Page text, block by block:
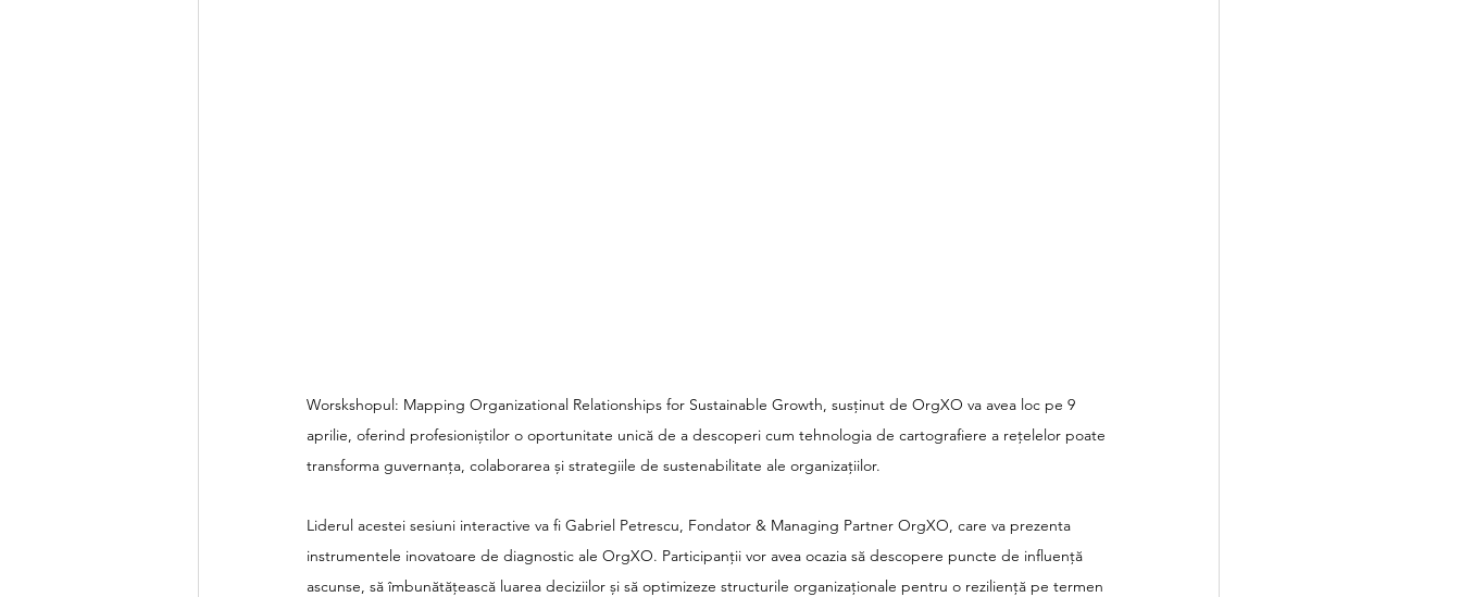
Worskshopul: Mapping Organizational Relationships for Sustainable Growth, susținut de OrgXO va avea loc pe 9
aprilie, oferind profesioniștilor o oportunitate unică de a descoperi cum tehnologia de cartografiere a rețelelor poate
transforma guvernanța, colaborarea și strategiile de sustenabilitate ale organizațiilor.
Liderul acestei sesiuni interactive va fi Gabriel Petrescu, Fondator & Managing Partner OrgXO, care va prezenta
instrumentele inovatoare de diagnostic ale OrgXO. Participanții vor avea ocazia să descopere puncte de influență
ascunse, să îmbunătățească luarea deciziilor și să optimizeze structurile organizaționale pentru o reziliență pe termen